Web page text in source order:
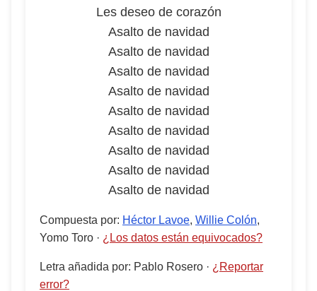
Les deseo de corazón
Asalto de navidad
Asalto de navidad
Asalto de navidad
Asalto de navidad
Asalto de navidad
Asalto de navidad
Asalto de navidad
Asalto de navidad
Asalto de navidad
Compuesta por: Héctor Lavoe, Willie Colón,
Yomo Toro · ¿Los datos están equivocados?
Letra añadida por: Pablo Rosero · ¿Reportar
error?